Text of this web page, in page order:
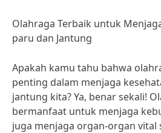
Olahraga Terbaik untuk
paru dan Jantung
Apakah kamu tahu bahwa
penting dalam menjaga
jantung kita? Ya, benar sekali!
bermanfaat untuk menjaga
juga menjaga organ-organ